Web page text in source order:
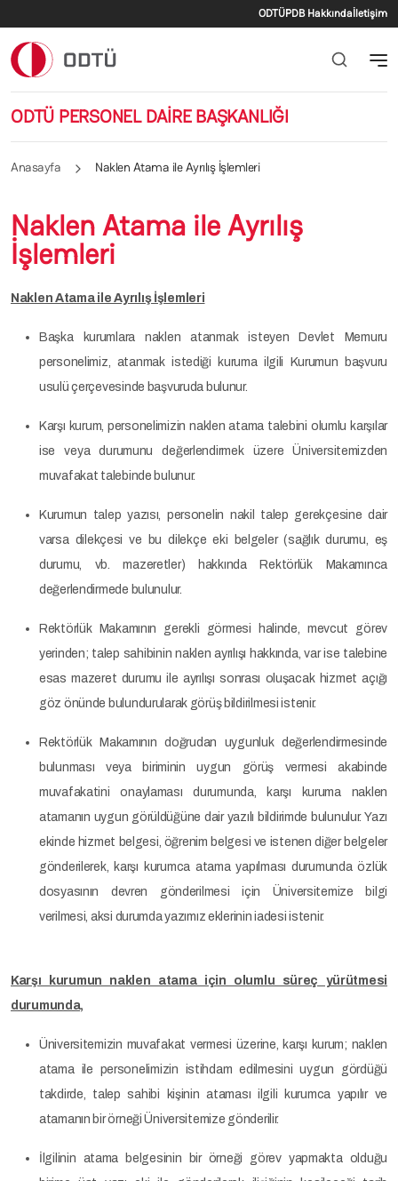
İkincil menü
ODTÜPDB Hakkındaİletişim
ODTÜ PERSONEL DAİRE BAŞKANLIĞI
Anasayfa Naklen Atama ile Ayrılış İşlemleri
Naklen Atama ile Ayrılış
İşlemleri
Naklen Atama ile Ayrılış İşlemleri
Başka kurumlara naklen atanmak isteyen Devlet Memuru
personelimiz, atanmak istediği kuruma ilgili Kurumun başvuru
usulü çerçevesinde başvuruda bulunur.
Karşı kurum, personelimizin naklen atama talebini olumlu karşılar
ise veya durumunu değerlendirmek üzere Üniversitemizden
muvafakat talebinde bulunur.
Kurumun talep yazısı, personelin nakil talep gerekçesine dair
varsa dilekçesi ve bu dilekçe eki belgeler (sağlık durumu, eş
durumu, vb. mazeretler) hakkında Rektörlük Makamınca
değerlendirmede bulunulur.
Rektörlük Makamının gerekli görmesi halinde, mevcut görev
yerinden; talep sahibinin naklen ayrılışı hakkında, var ise talebine
esas mazeret durumu ile ayrılışı sonrası oluşacak hizmet açığı
göz önünde bulundurularak görüş bildirilmesi istenir.
Rektörlük Makamının doğrudan uygunluk değerlendirmesinde
bulunması veya biriminin uygun görüş vermesi akabinde
muvafakatini onaylaması durumunda, karşı kuruma naklen
atamanın uygun görüldüğüne dair yazılı bildirimde bulunulur. Yazı
ekinde hizmet belgesi, öğrenim belgesi ve istenen diğer belgeler
gönderilerek, karşı kurumca atama yapılması durumunda özlük
dosyasının devren gönderilmesi için Üniversitemize bilgi
verilmesi, aksi durumda yazımız eklerinin iadesi istenir.
Karşı kurumun naklen atama için olumlu süreç yürütmesi
durumunda,
Üniversitemizin muvafakat vermesi üzerine, karşı kurum; naklen
atama ile personelimizin istihdam edilmesini uygun gördüğü
takdirde, talep sahibi kişinin ataması ilgili kurumca yapılır ve
atamanın bir örneği Üniversitemize gönderilir.
İlgilinin atama belgesinin bir örneği görev yapmakta olduğu